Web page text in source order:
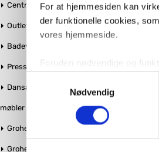
For at hjemmesiden kan
der funktionelle cookies,
vores hjemmeside.
med henblik på
VVS-Shoppen.dk bruger
Nødvendig
Centralstøvsuger
Outlet
Badeværelse makeover
Pressalit toiletsæder
Dansani bruseglas &
møbler
Grohe Essence
Grohe QuickFix